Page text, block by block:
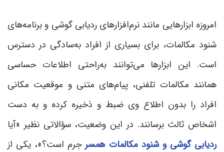
امروزه ابزارهایی مانند نرم‌افزارهای ردیابی گوشی و برنامه‌های
شنود مکالمات، برای بسیاری از افراد به‌سادگی در دسترس
است. این ابزارها می‌توانند به‌راحتی اطلاعات حساسی
همانند مکالمات تلفنی، پیام‌های متنی و موقعیت مکانی
افراد را بدون اطلاع وی ضبط و ذخیره کرده و به دست
اشخاص ثالث برسانند. در این وضعیت، سؤالاتی نظیر «آیا
ردیابی گوشی و شنود مکالمات همسرجرم است؟»، یکی از